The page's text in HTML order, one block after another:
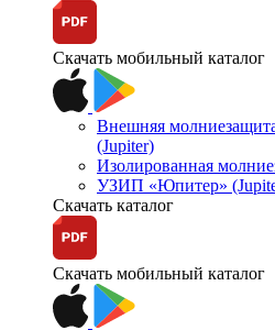
Скачать мобильный каталог
Внешняя
(Jupiter)
Изолированная
УЗИП «Юпитер»
Скачать каталог
Скачать мобильный каталог